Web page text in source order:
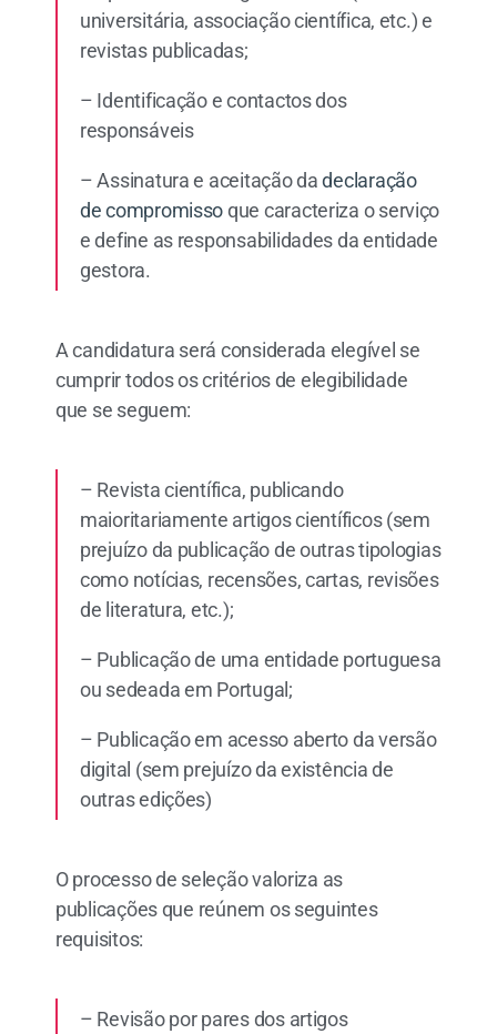
universitária, associação científica, etc.) e
revistas publicadas;
– Identificação e contactos dos
responsáveis
– Assinatura e aceitação dadeclaração
de compromissoque caracteriza o serviço
e define as responsabilidades da entidade
gestora.
A candidatura será considerada elegível se
cumprir todos os critérios de elegibilidade
que se seguem:
– Revista científica, publicando
maioritariamente artigos científicos (sem
prejuízo da publicação de outras tipologias
como notícias, recensões, cartas, revisões
de literatura, etc.);
– Publicação de uma entidade portuguesa
ou sedeada em Portugal;
– Publicação em acesso aberto da versão
digital (sem prejuízo da existência de
outras edições)
O processo de seleção valoriza as
publicações que reúnem os seguintes
requisitos:
– Revisão por pares dos artigos